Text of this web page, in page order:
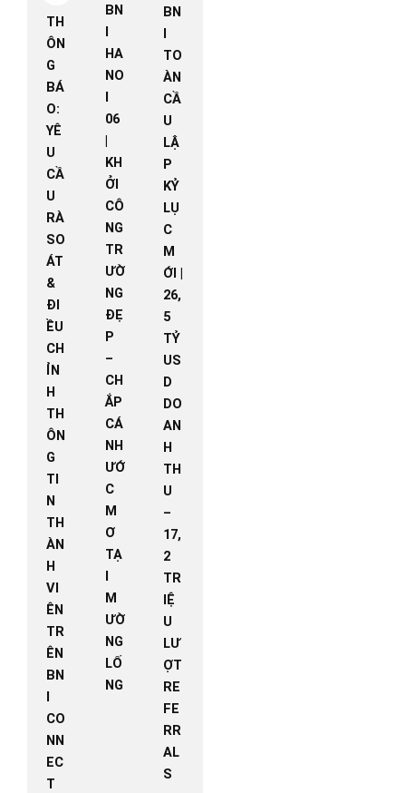
TH
ÔN
G
BÁ
O:
YÊ
U
CẦ
U
RÀ
SO
ÁT
&
ĐI
ỀU
CH
ỈN
H
TH
ÔN
G
TI
N
TH
ÀN
H
VI
ÊN
TR
ÊN
BN
I
CO
NN
EC
T
BN
I
HA
NO
I
06
|
KH
ỞI
CÔ
NG
TR
ƯỜ
NG
ĐẸ
P
–
CH
ẮP
CÁ
NH
ƯỚ
C
M
Ơ
TẠ
I
M
ƯỜ
NG
LỐ
NG
BN
I
TO
ÀN
CẦ
U
LẬ
P
KỶ
LỤ
C
M
ỚI |
26,
5
TỶ
US
D
DO
AN
H
TH
U
–
17,
2
TR
IỆ
U
LƯ
ỢT
RE
FE
RR
AL
S